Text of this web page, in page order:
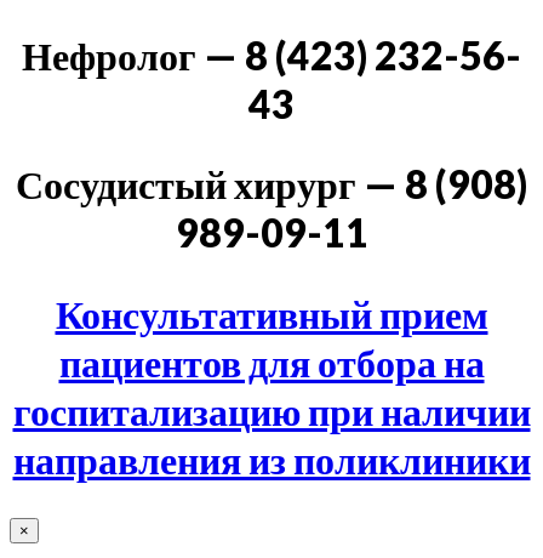
Нефролог — 8 (423) 232-56-
43
Сосудистый хирург — 8 (908)
989-09-11
Консультативный прием
пациентов для отбора на
госпитализацию при наличии
направления из поликлиники
×